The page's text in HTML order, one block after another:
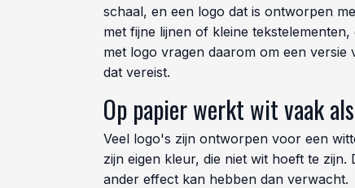
schaal, en een logo dat is ontworpen
met fijne lijnen of kleine
met logo vragen daarom om een
dat vereist.
Op papier werkt wit vaak
Veel logo's zijn ontworpen voor een
zijn eigen kleur, die niet wit hoeft te
ander effect kan hebben dan verwacht.